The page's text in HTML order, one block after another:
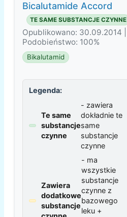
Bicalutamide Accord
TE SAME SUBSTANCJE CZYNNE
Opublikowano: 30.09.2014 |
Podobieństwo: 100%
Bikalutamid
Legenda:
Te same
substancje
czynne
- zawiera
dokładnie te
same
substancje
czynne
Zawiera
dodatkowe
substancje
- ma
wszystkie
substancje
czynne z
bazowego
leku +